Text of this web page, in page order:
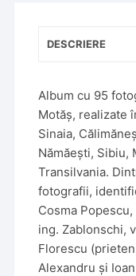
DESCRIERE
Album cu 95
Motăș, realizate
Sinaia,
Nămăești, Sibiu,
Transilvania.
fotografii,
Cosma
ing. Zablonschi,
Florescu
Alexandru și